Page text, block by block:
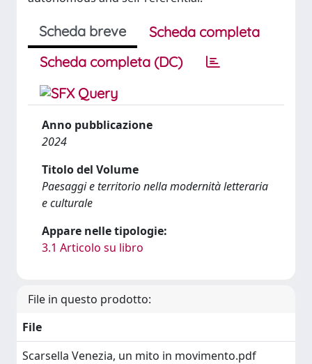
Scheda breve
Scheda completa
Scheda completa (DC)
Anno pubblicazione
2024
Titolo del Volume
Paesaggi e territorio nella modernità letteraria
e culturale
Appare nelle tipologie:
3.1 Articolo su libro
File in questo prodotto:
File
Scarsella Venezia, un mito in movimento.pdf